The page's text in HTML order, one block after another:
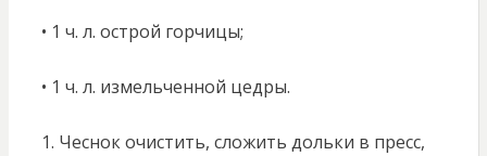
• 1 ч. л. острой горчицы;
• 1 ч. л. измельченной цедры.
1. Чеснок очистить, сложить дольки в пресс,